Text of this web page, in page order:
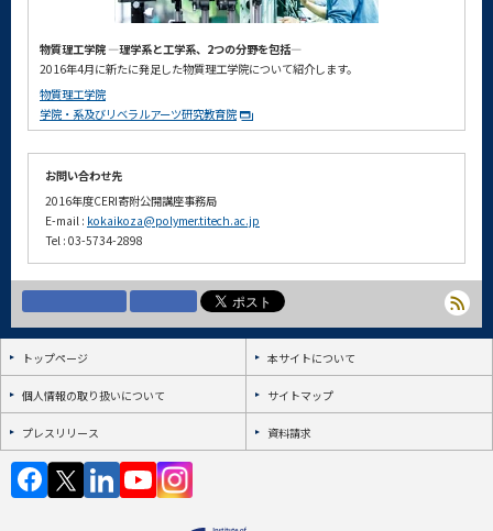
物質理工学院 ―理学系と工学系、2つの分野を包括―
2016年4月に新たに発足した物質理工学院について紹介します。
物質理工学院
学院・系及びリベラルアーツ研究教育院
お問い合わせ先
2016年度CERI寄附公開講座事務局
E-mail : kokaikoza@polymer.titech.ac.jp
Tel : 03-5734-2898
トップページ 本サイトについて
個人情報の取り扱いについて サイトマップ
プレスリリース 資料請求